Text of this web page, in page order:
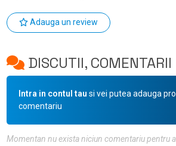
Adauga un review
DISCUTII, COMENTARII
Intra in contul tau si vei putea adauga
comentariu
Momentan nu exista niciun comentariu pentru